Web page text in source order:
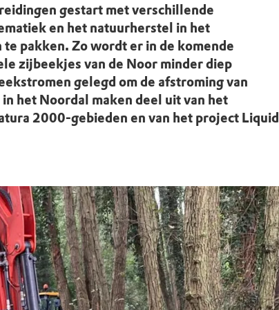
gestart met verschillende
en het natuurherstel in het
pakken. Zo wordt er in de komende
zijbeekjes van de Noor minder diep
gelegd om de afstroming van
het Noordal maken deel uit van het
2000-gebieden en van het project Liquid